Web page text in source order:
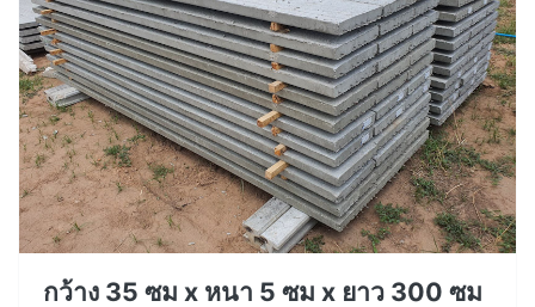
กว้าง 35 ซม x หนา 5 ซม x ยาว 300 ซม